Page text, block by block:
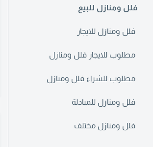
فلل ومنازل للبيع
فلل ومنازل للايجار
مطلوب للايجار فلل ومنازل
مطلوب للشراء فلل ومنازل
فلل ومنازل للمبادلة
فلل ومنازل مختلف